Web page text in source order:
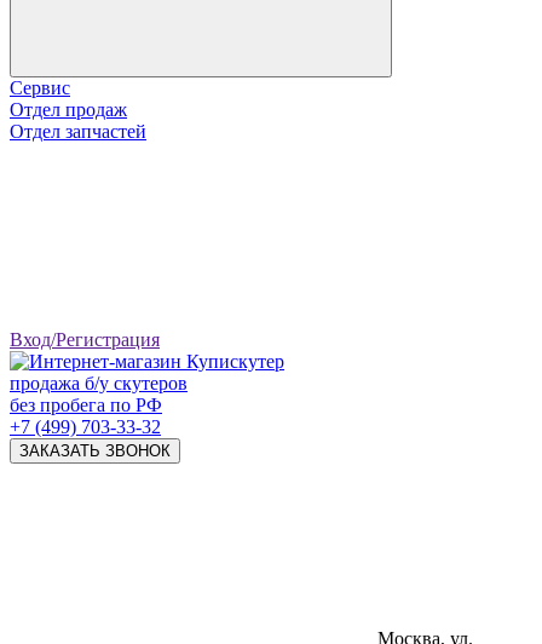
Сервис
Отдел продаж
Отдел запчастей
Вход/Регистрация
продажа б/у скутеров
без пробега по РФ
+7 (499) 703-33-32
ЗАКАЗАТЬ ЗВОНОК
Москва, ул.